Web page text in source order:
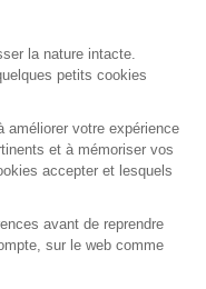
la nature intacte.
petits cookies
améliorer votre expérience
et à mémoriser vos
accepter et lesquels
avant de reprendre
sur le web comme